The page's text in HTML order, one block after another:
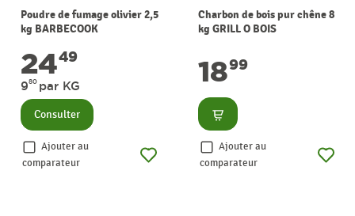
Poudre de fumage olivier 2,5
kg BARBECOOK
2449
980 par KG
Consulter
Ajouter au
comparateur
Charbon de bois pur chêne 8
kg GRILL O BOIS
1899
Consulter
Ajouter au
comparateur